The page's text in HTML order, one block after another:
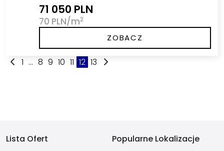
71 050 PLN
70 PLN/m2
ZOBACZ
1 ... 8 9 10 11 12 13
Lista Ofert
Popularne Lokalizacje